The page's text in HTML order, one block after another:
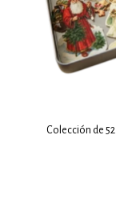
Colección de